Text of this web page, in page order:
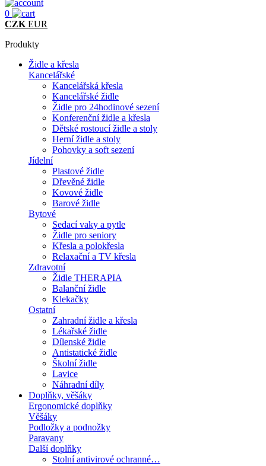
0
CZK EUR
Produkty
Židle a křesla
Kancelářské
Kancelářská křesla
Kancelářské židle
Židle pro 24hodinové sezení
Konferenční židle a křesla
Dětské rostoucí židle a stoly
Herní židle a stoly
Pohovky a soft sezení
Jídelní
Plastové židle
Dřevěné židle
Kovové židle
Barové židle
Bytové
Sedací vaky a pytle
Židle pro seniory
Křesla a polokřesla
Relaxační a TV křesla
Zdravotní
Židle THERAPIA
Balanční židle
Klekačky
Ostatní
Zahradní židle a křesla
Lékařské židle
Dílenské židle
Antistatické židle
Školní židle
Lavice
Náhradní díly
Doplňky, věšáky
Ergonomické doplňky
Věšáky
Podložky a podnožky
Paravany
Další doplňky
Stolní antivirové ochranné…